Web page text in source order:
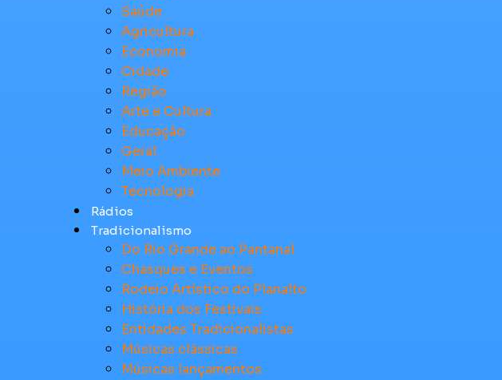
Saúde
Agricultura
Economia
Cidade
Região
Arte e Cultura
Educação
Geral
Meio Ambiente
Tecnologia
Rádios
Tradicionalismo
Do Rio Grande ao Pantanal
Chasques e Eventos
Rodeio Artístico do Planalto
História dos Festivais
Entidades Tradicionalistas
Músicas clássicas
Músicas lançamentos